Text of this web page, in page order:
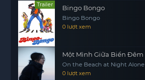
Trailer Bingo Bongo
Bingo Bongo
0 lượt xem
Một Mình Giữa Biển Đêm
On the Beach at Night Alone
0 lượt xem